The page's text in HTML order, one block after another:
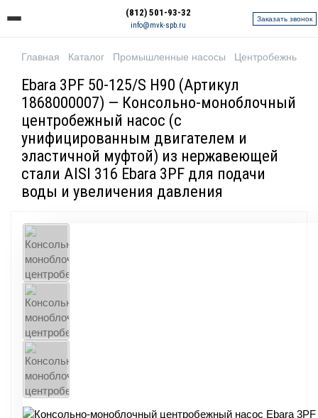
(812) 501-93-32
info@mvk-spb.ru
Заказать звонок
Главная Каталог Промышленные насосы Центробежные
Ebara 3PF 50-125/S H90 (Артикул
1868000007) — Консольно-моноблочный
центробежный насос (с
унифицированным двигателем и
эластичной муфтой) из нержавеющей
стали AISI 316 Ebara 3PF для подачи
воды и увеличения давления